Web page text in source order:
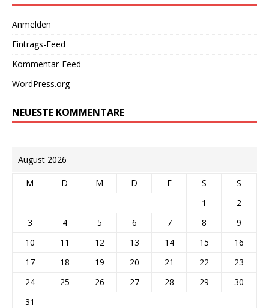
Anmelden
Eintrags-Feed
Kommentar-Feed
WordPress.org
NEUESTE KOMMENTARE
August 2026
M D M D F S
S
1
2
3
4 5 6 7 8
9
10
11 12 13 14 15
16
17
18 19 20 21 22
23
24
25 26 27 28 29
30
31